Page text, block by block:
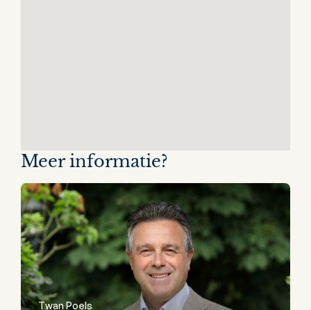
Meer informatie?
Twan Poels